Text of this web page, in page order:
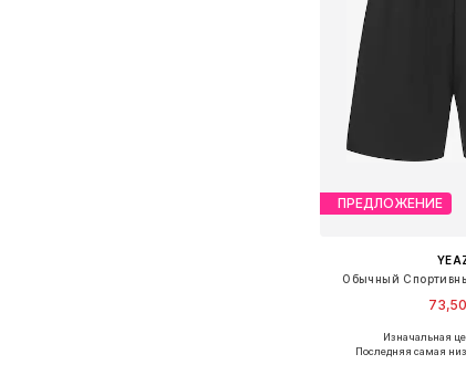
ПРЕДЛОЖЕНИЕ
Обычный
Доступные
Изначальная
Последняя самая